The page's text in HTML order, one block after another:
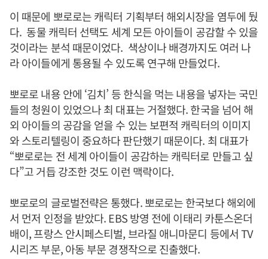
이 때문에 뽀로로는 캐릭터 기획부터 해외시장을 염두에 뒀
다. 동물 캐릭터 선택도 세계 모든 아이들이 공감할 수 있을
것이라는 분석 때문이었다. 색상이나 배경까지도 여러 나
라 아이들에게 통용될 수 있도록 연구해 만들었다.
뽀로로 내용 안에 ‘김치’ 등 한식을 먹는 내용을 넣자는 국민
들의 청원이 있었으나 최 대표는 거절했다. 한국을 넘어 해
외 아이들의 공감을 얻을 수 있는 보편적 캐릭터의 이미지
와 스토리텔링이 중요하다 판단했기 때문이다. 최 대표가
“뽀로로는 전 세계 아이들이 공감하는 캐릭터로 만들고 싶
다”고 거듭 강조한 것도 이런 맥락이다.
뽀로로의 글로벌전략은 통했다. 뽀로로는 한국보다 해외에
서 먼저 인정을 받았다. EBS 방영 전에 이태리 카툰스온더
배이, 프랑스 안시페스티벌, 브라질 애니마문디 등에서 TV
시리즈 부문, 아동 부문 경쟁작으로 진출했다.